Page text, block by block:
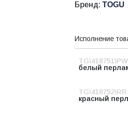
Бренд: TOGU
Исполнение
белый
красный